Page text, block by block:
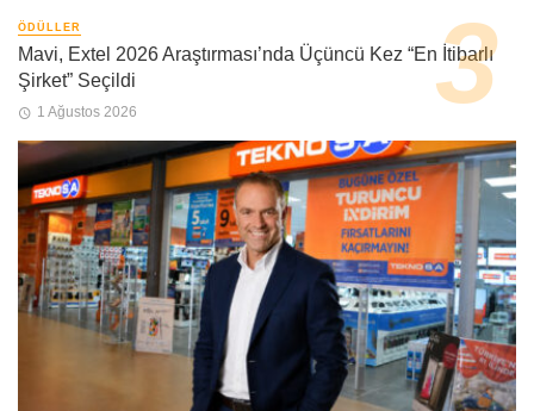
ÖDÜLLER
Mavi, Extel 2026 Araştırması’nda Üçüncü Kez “En İtibarlı
Şirket” Seçildi
1 Ağustos 2026